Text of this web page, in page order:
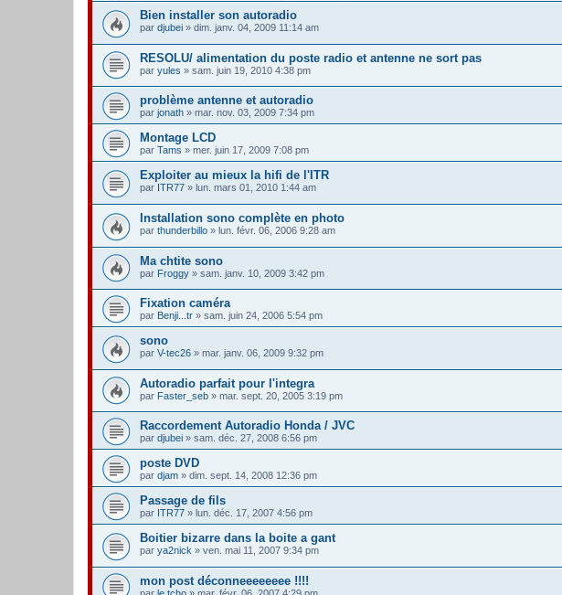
Bien installer son autoradio
par djubei » dim. janv. 04, 2009 11:14 am
RESOLU/ alimentation du poste radio et antenne ne sort pas
par yules » sam. juin 19, 2010 4:38 pm
problème antenne et autoradio
par jonath » mar. nov. 03, 2009 7:34 pm
Montage LCD
par Tams » mer. juin 17, 2009 7:08 pm
Exploiter au mieux la hifi de l'ITR
par ITR77 » lun. mars 01, 2010 1:44 am
Installation sono complète en photo
par thunderbillo » lun. févr. 06, 2006 9:28 am
Ma chtite sono
par Froggy » sam. janv. 10, 2009 3:42 pm
Fixation caméra
par Benji...tr » sam. juin 24, 2006 5:54 pm
sono
par V-tec26 » mar. janv. 06, 2009 9:32 pm
Autoradio parfait pour l'integra
par Faster_seb » mar. sept. 20, 2005 3:19 pm
Raccordement Autoradio Honda / JVC
par djubei » sam. déc. 27, 2008 6:56 pm
poste DVD
par djam » dim. sept. 14, 2008 12:36 pm
Passage de fils
par ITR77 » lun. déc. 17, 2007 4:56 pm
Boitier bizarre dans la boite a gant
par ya2nick » ven. mai 11, 2007 9:34 pm
mon post déconneeeeeeee !!!!